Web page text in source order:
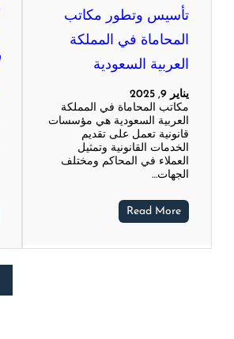
تأسيس وتطور مكاتب
المحاماة في المملكة
العربية السعودية
يناير 9, 2025
مكاتب المحاماة في المملكة
العربية السعودية هي مؤسسات
قانونية تعمل على تقديم
الخدمات القانونية وتمثيل
العملاء في المحاكم ومختلف
الجهات…
Read More